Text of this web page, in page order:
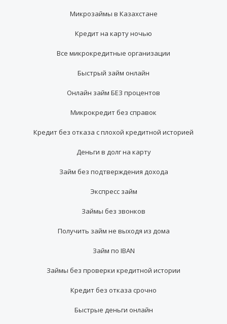
Микрозаймы в Казахстане
Кредит на карту ночью
Все микрокредитные организации
Быстрый займ онлайн
Онлайн займ БЕЗ процентов
Микрокредит без справок
Кредит без отказа с плохой кредитной историей
Деньги в долг на карту
Займ без подтверждения дохода
Экспресс займ
Займы без звонков
Получить займ не выходя из дома
Займ по IBAN
Займы без проверки кредитной истории
Кредит без отказа срочно
Быстрые деньги онлайн